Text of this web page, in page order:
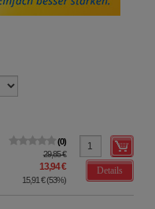
0
29,85 €
13,94 €
15,91 €(53%)
Details